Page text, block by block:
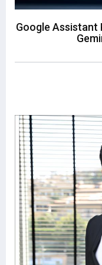
Google Assistant